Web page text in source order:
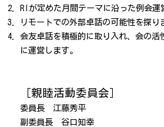
RIが定めた月間テーマに沿った例会運
リモートでの外部卓話の可能性を探り
会友卓話を積極的に取り入れ、会の活
に運営します。
［親睦活動委員会］
委員長 江藤秀平
副委員長 谷口知幸